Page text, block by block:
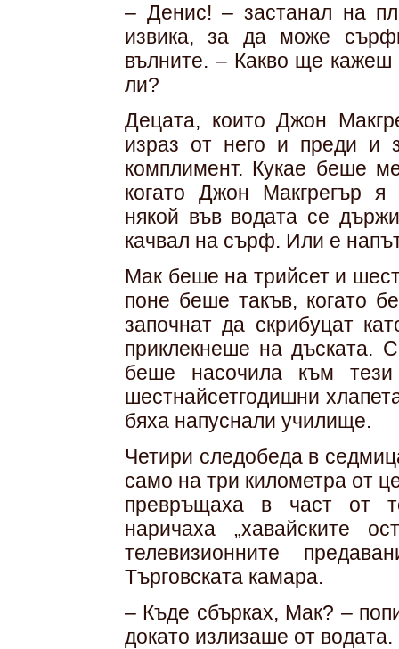
– Денис! – застанал на
извика, за да може
вълните. – Какво ще
ли?
Децата, които Джон
израз от него и преди и
комплимент. Кукае беше
когато Джон Макгрегър
някой във водата се
качвал на сърф. Или е
Мак беше на трийсет и
поне беше такъв, когато
започнат да скрибуцат
приклекнеше на дъската.
беше насочила към тези
шестнайсетгодишни
бяха напуснали училище.
Четири следобеда в
само на три километра от
превръщаха в част от
наричаха „хавайските
телевизионните
Търговската камара.
– Къде сбърках, Мак? –
докато излизаше от водата.